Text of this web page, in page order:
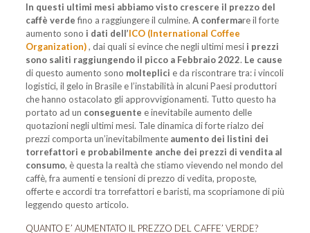
In questi ultimi mesi abbiamo visto crescere il prezzo del
caffè verdefino a raggiungere il culmine. A confermare il forte
aumento sono i dati dell’ICO (International Coffee
Organization), dai quali si evince che negli ultimi mesi i prezzi
sono saliti raggiungendo il picco a Febbraio 2022. Le cause
di questo aumento sono molteplici e da riscontrare tra: i vincoli
logistici, il gelo in Brasile e l’instabilità in alcuni Paesi produttori
che hanno ostacolato gli approvvigionamenti. Tutto questo ha
portato ad un conseguente e inevitabile aumento delle
quotazioni negli ultimi mesi. Tale dinamica di forte rialzo dei
prezzi comporta un’inevitabilmente aumento dei listini dei
torrefattori e probabilmente anche dei prezzi di vendita al
consumo, è questa la realtà che stiamo vievendo nel mondo del
caffè, fra aumenti e tensioni di prezzo di vedita, proposte,
offerte e accordi tra torrefattori e baristi, ma scopriamone di più
leggendo questo articolo.
QUANTO E’ AUMENTATO IL PREZZO DEL CAFFE’ VERDE?